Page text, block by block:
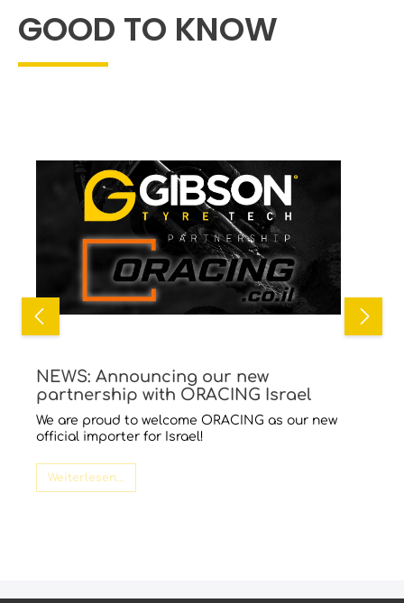
symbolisch)
GOOD TO KNOW
NEWS: Announcing our new
partnership with ORACING Israel
We are proud to welcome ORACING as our new
official importer for Israel!
Weiterlesen...